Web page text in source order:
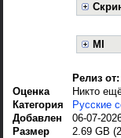
MI
Релиз от:
Оценка
Никто
Категория
Русские
Добавлен
06-07-
Размер
2.69 GB